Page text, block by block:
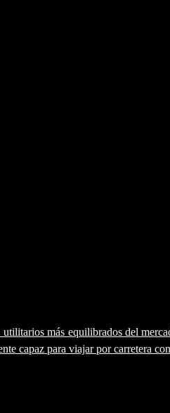
más equilibrados del
capaz para viajar por carretera